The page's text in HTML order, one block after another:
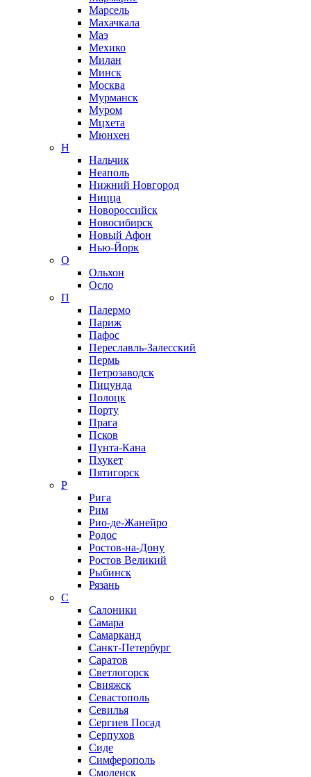
Марсель
Махачкала
Маэ
Мехико
Милан
Минск
Москва
Мурманск
Муром
Мцхета
Мюнхен
Н
Нальчик
Неаполь
Нижний Новгород
Ницца
Новороссийск
Новосибирск
Новый Афон
Нью-Йорк
О
Ольхон
Осло
П
Палермо
Париж
Пафос
Переславль-Залесский
Пермь
Петрозаводск
Пицунда
Полоцк
Порту
Прага
Псков
Пунта-Кана
Пхукет
Пятигорск
Р
Рига
Рим
Рио-де-Жанейро
Родос
Ростов-на-Дону
Ростов Великий
Рыбинск
Рязань
С
Салоники
Самара
Самарканд
Санкт-Петербург
Саратов
Светлогорск
Свияжск
Севастополь
Севилья
Сергиев Посад
Серпухов
Сиде
Симферополь
Смоленск